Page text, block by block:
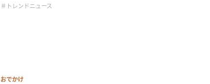
＃トレンドニュース
おでかけ